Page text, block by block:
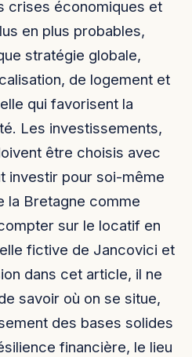
crises économiques et
en plus probables,
stratégie globale,
de logement et
qui favorisent la
Les investissements,
être choisis avec
investir pour soi-même
la Bretagne comme
sur le locatif en
fictive de Jancovici et
dans cet article, il ne
savoir où on se situe,
des bases solides
financière, le lieu